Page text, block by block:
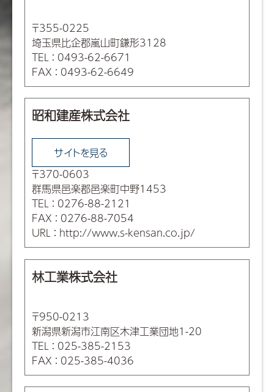
〒355-0225
埼玉県比企郡嵐山町鎌形3128
TEL ： 0493-62-6671
FAX ： 0493-62-6649
昭和建産株式会社
サイトを見る
〒370-0603
群馬県邑楽郡邑楽町中野1453
TEL ： 0276-88-2121
FAX ： 0276-88-7054
URL ： http://www.s-kensan.co.jp/
林工業株式会社
〒950-0213
新潟県新潟市江南区木津工業団地1-20
TEL ： 025-385-2153
FAX ： 025-385-4036